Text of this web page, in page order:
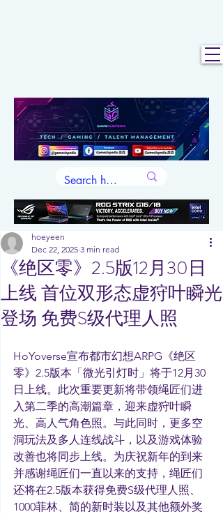
《绝区零》2.5版12月30日
上线 首位双形态虚狩叶瞬光
登场 免费S级代理人照
hoeyeen
Dec 22, 2025 3 min read
HoYoverse宣布都市幻想ARPG《绝区
零》2.5版本「微光引灯时」将于12月30
日上线。此次重要更新将带领绳匠们进
入第二季的高潮篇章，迎来虚狩叶瞬
光、高人气角色照。与此同时，更多空
洞玩法及多人连线战斗，以及游戏体验
改善也将同步上线。为庆祝新年的到来
并感谢绳匠们一直以来的支持，绳匠们
还将在2.5版本获得免费S级代理人照、
1000菲林、简的新时装以及其他额外奖